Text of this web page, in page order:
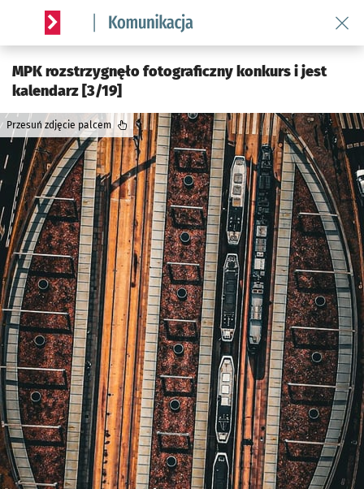
Serwis informacyjny wroclaw.pl podserwis: Komunikacja
MPK rozstrzygnęło fotograficzny konkurs i jest
kalendarz [3/19]
Przesuń zdjęcie palcem